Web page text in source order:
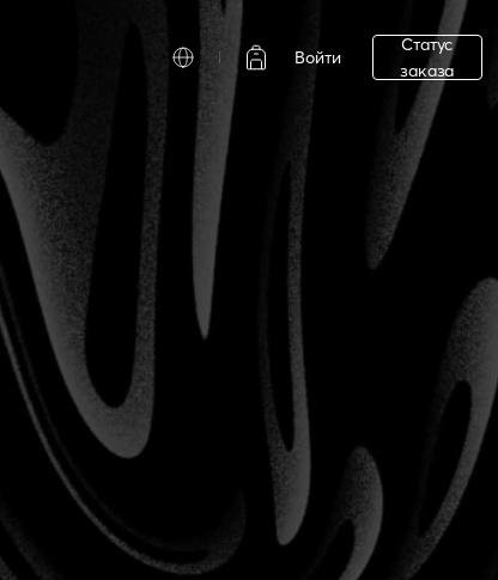
Войти
Статус
заказа